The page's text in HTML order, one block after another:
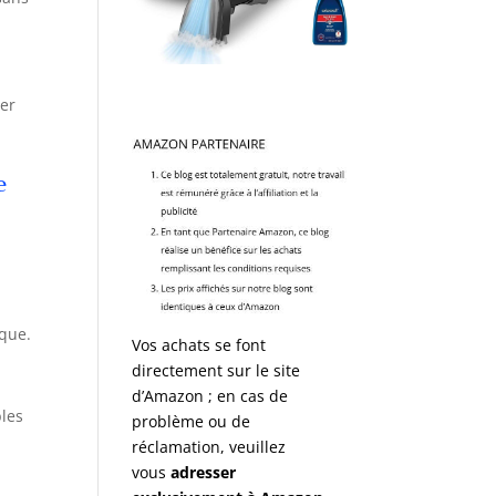
Vos achats se font
directement sur le site
d’Amazon ; en cas de
problème ou de
réclamation, veuillez
vousadresser